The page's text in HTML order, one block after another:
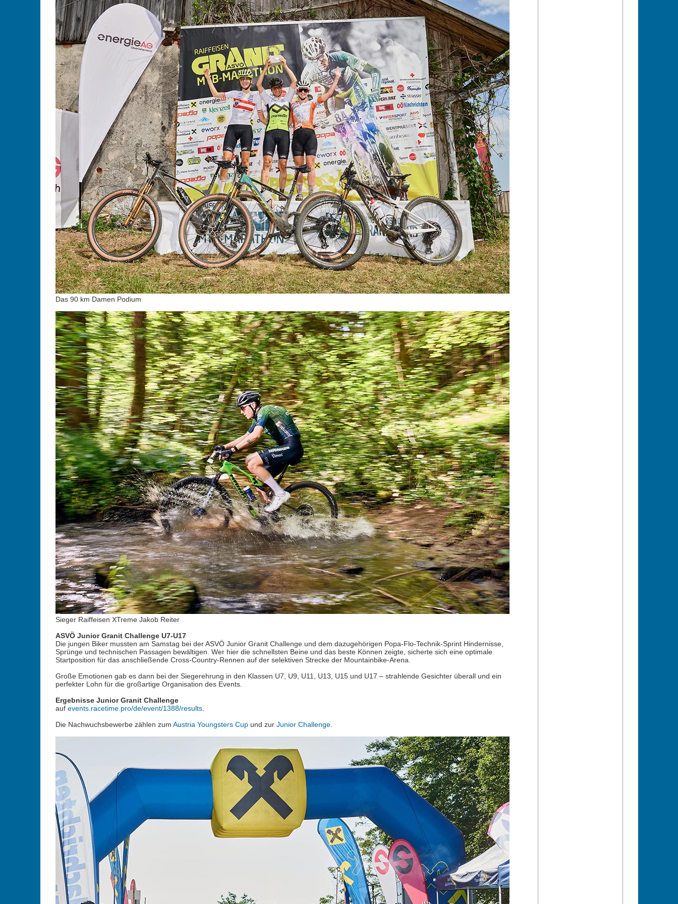
bei der ASVÖ Junior Granit Challenge.
Daniel Geismayr und Karoline
Neumüller gewinnen Extremdistanz.
Das 90 km Damen Podium
Sieger Raiffeisen XTreme Jakob Reiter
ASVÖ Junior Granit Challenge U7-U17
Die jungen Biker mussten am Samstag bei der ASVÖ Junior Granit Challenge und dem dazugehörigen Popa-Flo-Technik-Sprint Hindernisse,
Sprünge und technischen Passagen bewältigen. Wer hier die schnellsten Beine und das beste Können zeigte, sicherte sich eine optimale
Startposition für das anschließende Cross-Country-Rennen auf der selektiven Strecke der Mountainbike-Arena.
Große Emotionen gab es dann bei der Siegerehrung in den Klassen U7, U9, U11, U13, U15 und U17 – strahlende Gesichter überall und ein
perfekter Lohn für die großartige Organisation des Events.
Ergebnisse Junior Granit Challenge
auf events.racetime.pro/de/event/1388/results.
Die Nachwuchsbewerbe zählen zum Austria Youngsters Cupund zur Junior Challenge.